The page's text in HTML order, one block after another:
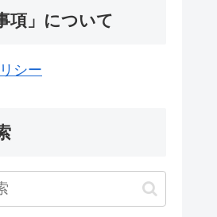
項」について
シー